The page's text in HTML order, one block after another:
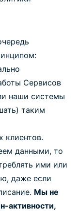
Сервисов
наши системы
таким
клиентов.
данными, то
ими или
даже если
Мы не
активности,